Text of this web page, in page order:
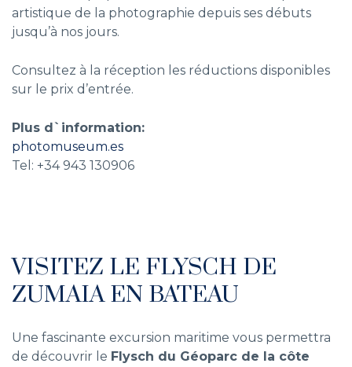
artistique de la photographie depuis ses débuts
jusqu’à nos jours.
Consultez à la réception les réductions disponibles
sur le prix d’entrée.
Plus d`information:
photomuseum.es
Tel: +34 943 130906
VISITEZ LE FLYSCH DE
ZUMAIA EN BATEAU
Une fascinante excursion maritime vous permettra
de découvrir le Flysch du Géoparc de la côte